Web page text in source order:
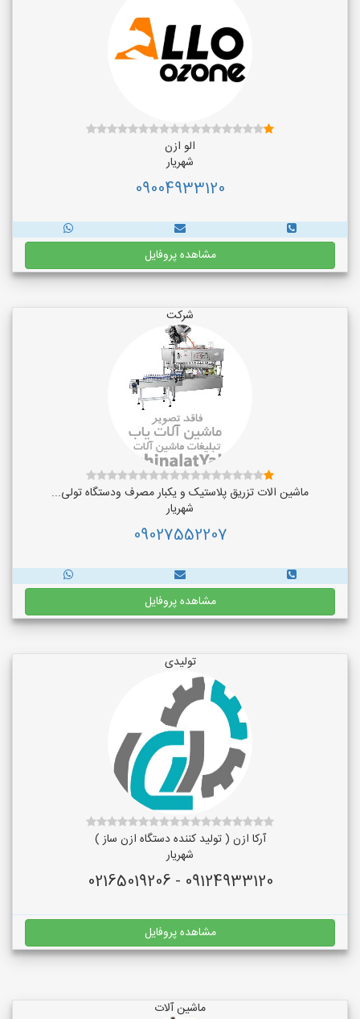
الو ازن
شهریار
09004933120
مشاهده پروفایل
شرکت
ماشین الات تزریق پلاستیک و یکبار مصرف ودستگاه تولی...
شهریار
09027552207
مشاهده پروفایل
تولیدی
آرکا ازن ( تولید کننده دستگاه ازن ساز )
شهریار
09124933120 - 02165019206
مشاهده پروفایل
ماشین آلات